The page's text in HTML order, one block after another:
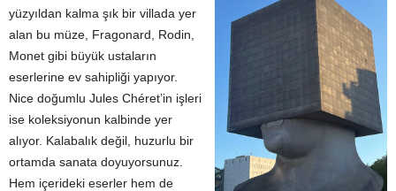
yüzyıldan kalma şık bir villada yer
alan bu müze, Fragonard, Rodin,
Monet gibi büyük ustaların
eserlerine ev sahipliği yapıyor.
Nice doğumlu Jules Chéret’in işleri
ise koleksiyonun kalbinde yer
alıyor. Kalabalık değil, huzurlu bir
ortamda sanata doyuyorsunuz.
Hem içerideki eserler hem de